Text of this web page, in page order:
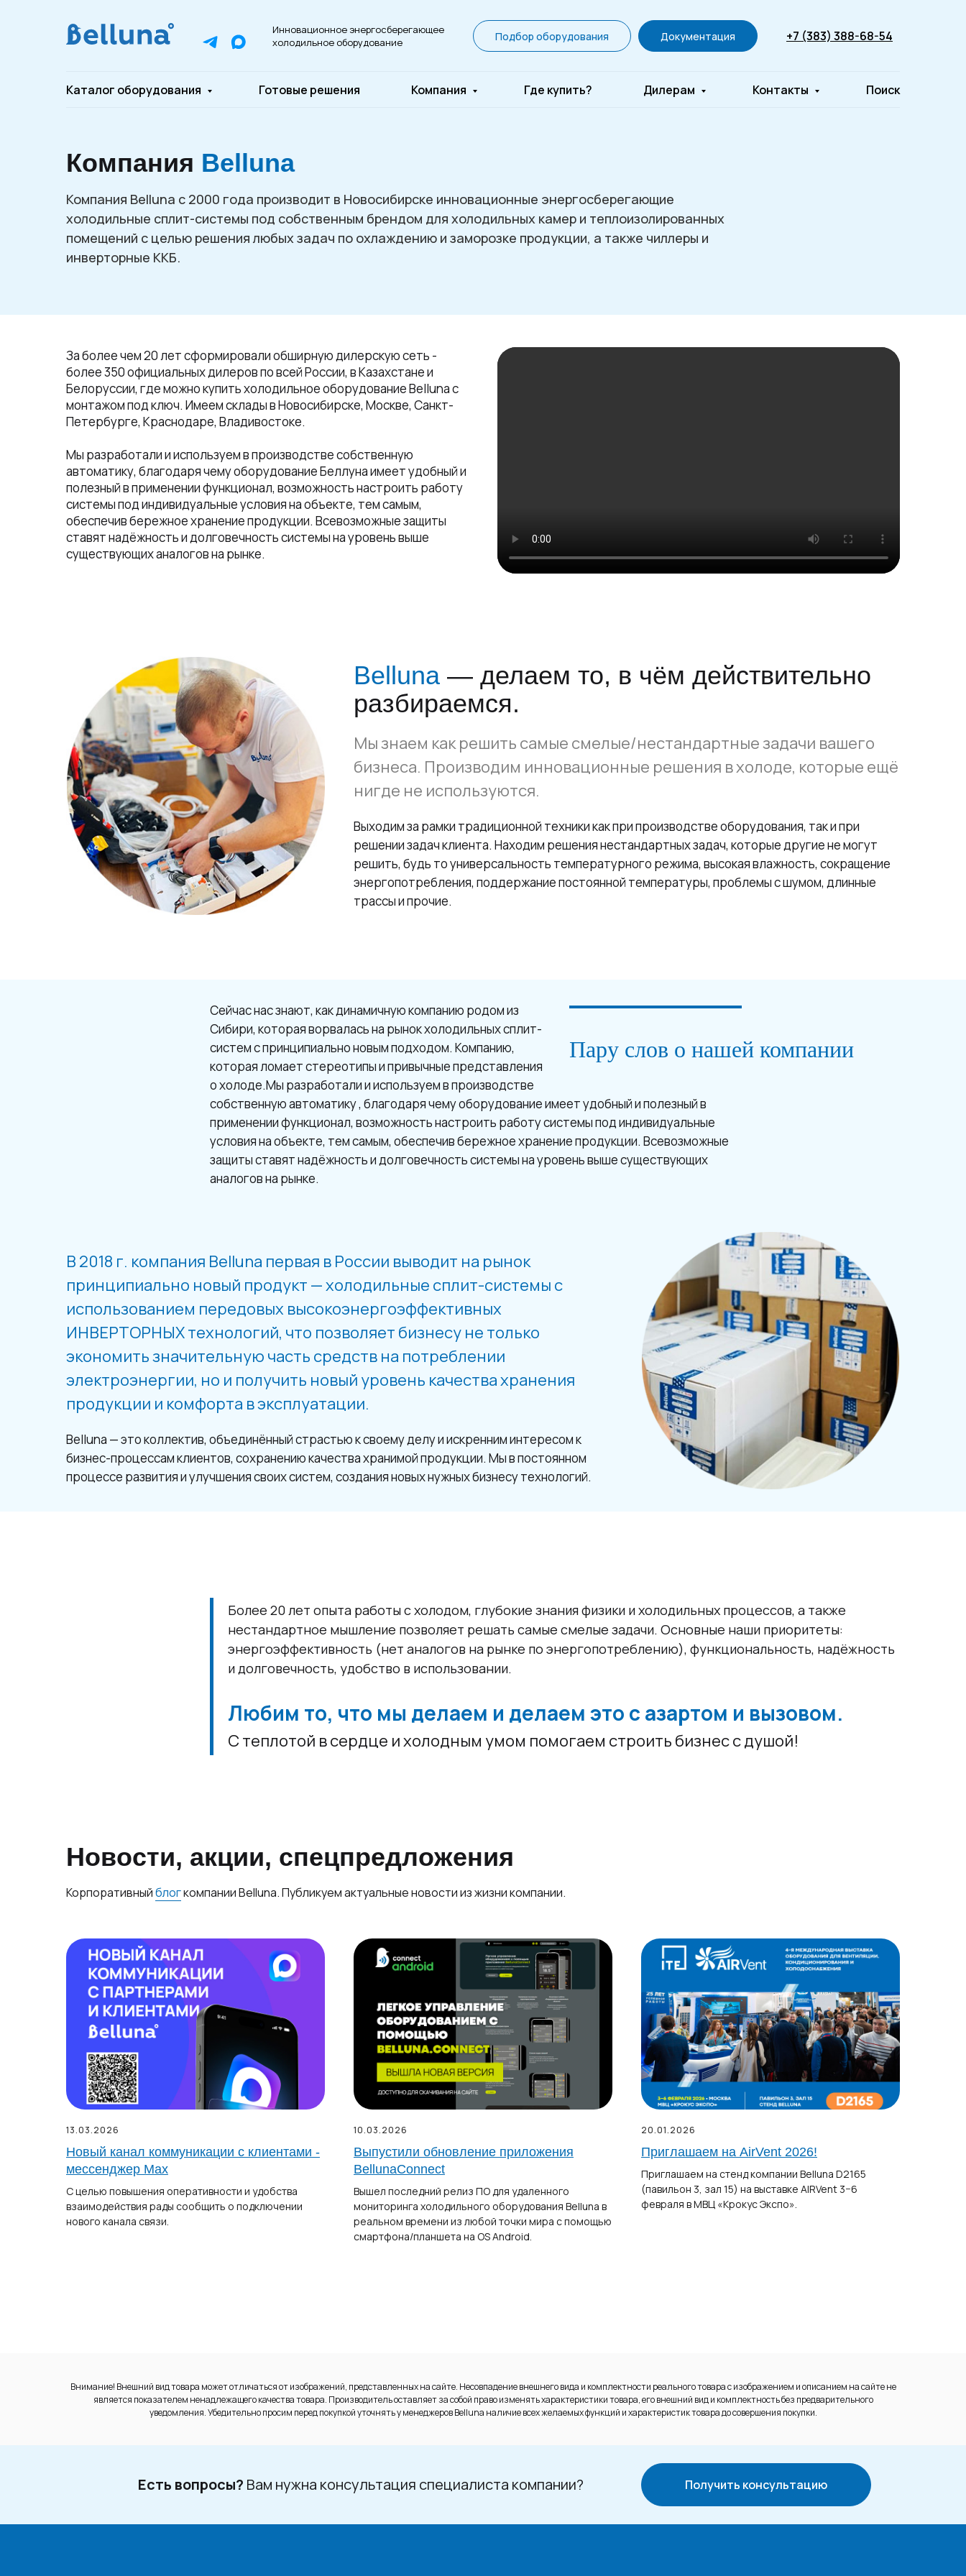
Инновационное энергосберегающее
холодильное оборудование
Подбор оборудования Документация +7 (383) 388-68-54
Каталог оборудования Готовые решения Компания Где купить? Дилерам Контакты Поиск
Компания Belluna
Компания Belluna с 2000 года производит в Новосибирске инновационные энергосберегающие
холодильные сплит-системы под собственным брендом для холодильных камер и теплоизолированных
помещений с целью решения любых задач по охлаждению и заморозке продукции, а также чиллеры и
инверторные ККБ.
За более чем 20 лет сформировали обширную дилерскую сеть -
более 350 официальных дилеров по всей России, в Казахстане и
Белоруссии, где можно купить холодильное оборудование Belluna с
монтажом под ключ. Имеем склады в Новосибирске, Москве, Санкт-
Петербурге, Краснодаре, Владивостоке.
Мы разработали и используем в производстве собственную
автоматику, благодаря чему оборудование Беллуна имеет удобный и
полезный в применении функционал, возможность настроить работу
системы под индивидуальные условия на объекте, тем самым,
обеспечив бережное хранение продукции. Всевозможные защиты
ставят надёжность и долговечность системы на уровень выше
существующих аналогов на рынке.
Belluna — делаем то, в чём действительно
разбираемся.
Мы знаем как решить самые смелые/нестандартные задачи вашего
бизнеса. Производим инновационные решения в холоде, которые ещё
нигде не используются.
Выходим за рамки традиционной техники как при производстве оборудования, так и при
решении задач клиента. Находим решения нестандартных задач, которые другие не могут
решить, будь то универсальность температурного режима, высокая влажность, сокращение
энергопотребления, поддержание постоянной температуры, проблемы с шумом, длинные
трассы и прочие.
Пару слов о нашей компании
Сейчас нас знают, как динамичную компанию родом из
Сибири, которая ворвалась на рынок холодильных сплит-
систем с принципиально новым подходом. Компанию,
которая ломает стереотипы и привычные представления
о холоде.Мы разработали и используем в производстве
собственную автоматику , благодаря чему оборудование имеет удобный и полезный в
применении функционал, возможность настроить работу системы под индивидуальные
условия на объекте, тем самым, обеспечив бережное хранение продукции. Всевозможные
защиты ставят надёжность и долговечность системы на уровень выше существующих
аналогов на рынке.
В 2018 г. компания Belluna первая в России выводит на рынок
принципиально новый продукт — холодильные сплит-системы с
использованием передовых высокоэнергоэффективных
ИНВЕРТОРНЫХ технологий, что позволяет бизнесу не только
экономить значительную часть средств на потреблении
электроэнергии, но и получить новый уровень качества хранения
продукции и комфорта в эксплуатации.
Belluna — это коллектив, объединённый страстью к своему делу и искренним интересом к
бизнес-процессам клиентов, сохранению качества хранимой продукции. Мы в постоянном
процессе развития и улучшения своих систем, создания новых нужных бизнесу технологий.
Более 20 лет опыта работы с холодом, глубокие знания физики и холодильных процессов, а также
нестандартное мышление позволяет решать самые смелые задачи. Основные наши приоритеты:
энергоэффективность (нет аналогов на рынке по энергопотреблению), функциональность, надёжность
и долговечность, удобство в использовании.
Любим то, что мы делаем и делаем это с азартом и вызовом.
С теплотой в сердце и холодным умом помогаем строить бизнес с душой!
Новости, акции, спецпредложения
Корпоративныйблогкомпании Belluna. Публикуем актуальные новости из жизни компании.
13.03.2026
Новый канал коммуникации с клиентами -
мессенджер Max
С целью повышения оперативности и удобства
взаимодействия рады сообщить о подключении
нового канала связи.
10.03.2026
Выпустили обновление приложения
BellunaConnect
Вышел последний релиз ПО для удаленного
мониторинга холодильного оборудования Belluna в
реальном времени из любой точки мира с помощью
смартфона/планшета на OS Android.
20.01.2026
Приглашаем на AirVent 2026!
Приглашаем на стенд компании Belluna D2165
(павильон 3, зал 15) на выставке AIRVent 3−6
февраля в МВЦ «Крокус Экспо».
Внимание! Внешний вид товара может отличаться от изображений, представленных на сайте. Несовпадение внешнего вида и комплектности реального товара с изображением и описанием на сайте не
является показателем ненадлежащего качества товара. Производитель оставляет за собой право изменять характеристики товара, его внешний вид и комплектность без предварительного
уведомления. Убедительно просим перед покупкой уточнять у менеджеров Belluna наличие всех желаемых функций и характеристик товара до совершения покупки.
Есть вопросы? Вам нужна консультация специалиста компании? Получить консультацию